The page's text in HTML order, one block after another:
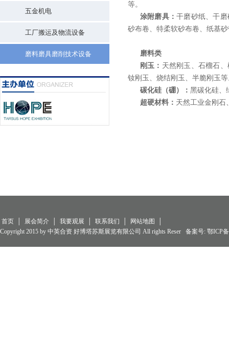
五金机电
工厂搬运及物流设备
磨料磨具磨削技术设备
等。
涂附磨具：干磨砂纸、干
砂布卷、特柔软砂布卷、纸基
磨料类
刚玉： 天然刚玉、石榴石
钕刚玉、烧结刚玉、半脆刚玉
碳化硅（硼）： 黑碳化硅、
超硬材料： 天然工业金刚石
首页 展会简介 我要观展 联系我们 网站地图
Copyright 2015 by 中英合资 好博塔苏斯展览有限公司 All rights Reser 备案号: 鄂ICP